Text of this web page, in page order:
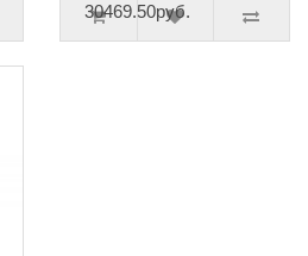
30469.50руб.